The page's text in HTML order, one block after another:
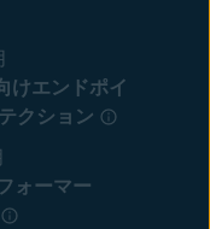
けエンドポイ
クション
ォーマー